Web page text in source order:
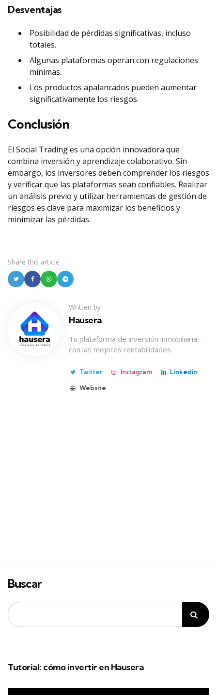
Desventajas
Posibilidad de pérdidas significativas, incluso
totales.
Algunas plataformas operan con regulaciones
mínimas.
Los productos apalancados pueden aumentar
significativamente los riesgos.
Conclusión
El Social Trading es una opción innovadora que
combina inversión y aprendizaje colaborativo. Sin
embargo, los inversores deben comprender los riesgos
y verificar que las plataformas sean confiables. Realizar
un análisis previo y utilizar herramientas de gestión de
riesgos es clave para maximizar los beneficios y
minimizar las pérdidas.
Share this article
Written by
Hausera
Tu plataforma de inversión inmobiliaria
con las mejores rentabilidades
Twitter Instagram Linkedin
Website
Buscar
Tutorial: cómo invertir en Hausera